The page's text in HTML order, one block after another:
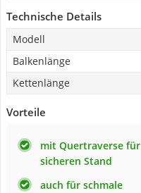
Technische Details
Modell
Balkenlänge
Kettenlänge
Vorteile
mit Quertraverse für
sicheren Stand
auch für schmale